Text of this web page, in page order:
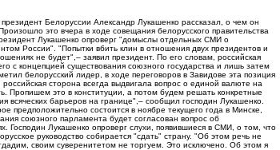
Белоруссии Александр Лукашенко рассказал, о чем он
это вчера в ходе совещания белорусского правительства
Лукашенко опроверг "домыслы отдельных СМИ о
России". "Попытки вбить клин в отношения двух президентов и
не будет",– заявил президент. По его словам, российская
с концепцией существования союзного государства и лишь затем
белорусский лидер, в ходе переговоров в Завидове эта позиция
сторона всегда выдвигала вопрос о единой валюте на
Пропишем это в конституции, а потом будем решать конкретные
всяческих барьеров на границе",– сообщил господин Лукашенко.
предположительно состоится в ноябре текущего года в Минске,
союзного парламента будет согласован вопрос об
Господин Лукашенко опроверг слухи, появившиеся в СМИ, о том, что
руководство собирается "сдать" страну. "Об этом речь не
своим суверенитетом не торгуем. Это исключено. Об этом я